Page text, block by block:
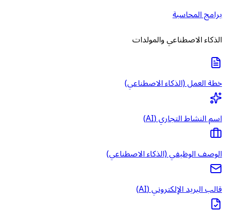
برامج المحاسبة
الذكاء الاصطناعي والمولدات
خطة العمل (الذكاء الاصطناعي)
اسم النشاط التجاري (AI)
الوصف الوظيفي (الذكاء الاصطناعي)
قالب البريد الإلكتروني (AI)